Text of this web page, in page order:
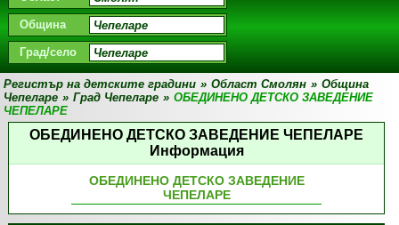
Община
Град/село
Регистър на детските градини » Област Смолян » Община
Чепеларе » Град Чепеларе » ОБЕДИНЕНО ДЕТСКО ЗАВЕДЕНИЕ
ЧЕПЕЛАРЕ
ОБЕДИНЕНО ДЕТСКО ЗАВЕДЕНИЕ ЧЕПЕЛАРЕ
Информация
ОБЕДИНЕНО ДЕТСКО ЗАВЕДЕНИЕ
ЧЕПЕЛАРЕ